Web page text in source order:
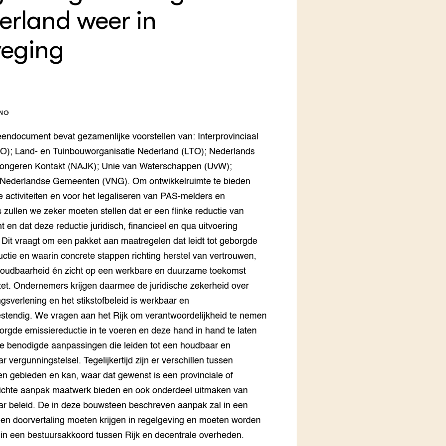
landbouw
Aquacultuur
economy
Maat projecten
Innovatieloket
& Biologisch
Aanpakken
Digitalisering &
en
exoten
genetische
diversiteit
weer in
bevat gezamenlijke voorstellen van: Interprovinciaal
Land- en Tuinbouworganisatie Nederland (LTO); Nederlands
Kontakt (NAJK); Unie van Waterschappen (UvW);
Gemeenten (VNG). Om ontwikkelruimte te bieden
activiteiten en voor het legaliseren van PAS-melders en
zullen we zeker moeten stellen dat er een flinke reductie van
en dat deze reductie juridisch, financieel en qua uitvoering
vraagt om een pakket aan maatregelen dat leidt tot geborgde
en waarin concrete stappen richting herstel van vertrouwen,
én zicht op een werkbare en duurzame toekomst
Ondernemers krijgen daarmee de juridische zekerheid over
en het stikstofbeleid is werkbaar en
We vragen aan het Rijk om verantwoordelijkheid te nemen
emissiereductie in te voeren en deze hand in hand te laten
benodigde aanpassingen die leiden tot een houdbaar en
vergunningstelsel. Tegelijkertijd zijn er verschillen tussen
gebieden en kan, waar dat gewenst is een provinciale of
aanpak maatwerk bieden en ook onderdeel uitmaken van
beleid. De in deze bouwsteen beschreven aanpak zal in een
doorvertaling moeten krijgen in regelgeving en moeten worden
een bestuursakkoord tussen Rijk en decentrale overheden.